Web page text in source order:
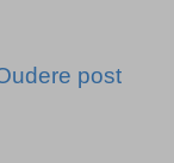
post